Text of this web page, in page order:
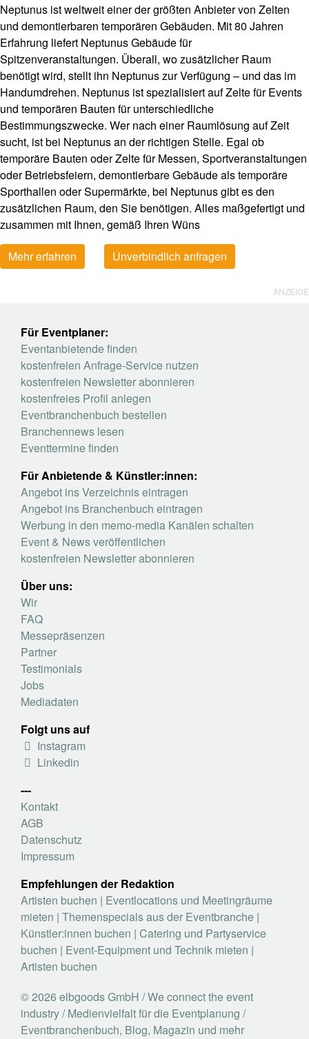
Neptunus ist weltweit einer der größten Anbieter von Zelten
und demontierbaren temporären Gebäuden. Mit 80 Jahren
Erfahrung liefert Neptunus Gebäude für
Spitzenveranstaltungen. Überall, wo zusätzlicher Raum
benötigt wird, stellt ihn Neptunus zur Verfügung – und das im
Handumdrehen. Neptunus ist spezialisiert auf Zelte für Events
und temporären Bauten für unterschiedliche
Bestimmungszwecke. Wer nach einer Raumlösung auf Zeit
sucht, ist bei Neptunus an der richtigen Stelle. Egal ob
temporäre Bauten oder Zelte für Messen, Sportveranstaltungen
oder Betriebsfeiern, demontierbare Gebäude als temporäre
Sporthallen oder Supermärkte, bei Neptunus gibt es den
zusätzlichen Raum, den Sie benötigen. Alles maßgefertigt und
zusammen mit Ihnen, gemäß Ihren Wüns
Mehr erfahren
Unverbindlich anfragen
ANZEIGE
Für Eventplaner:
Eventanbietende finden
kostenfreien Anfrage-Service nutzen
kostenfreien Newsletter abonnieren
kostenfreies Profil anlegen
Eventbranchenbuch bestellen
Branchennews lesen
Eventtermine finden
Für Anbietende & Künstler:innen:
Angebot ins Verzeichnis eintragen
Angebot ins Branchenbuch eintragen
Werbung in den memo-media Kanälen schalten
Event & News veröffentlichen
kostenfreien Newsletter abonnieren
Über uns:
Wir
FAQ
Messepräsenzen
Partner
Testimonials
Jobs
Mediadaten
Folgt uns auf
Instagram
Linkedin
---
Kontakt
AGB
Datenschutz
Impressum
Empfehlungen der Redaktion
Artisten buchen | Eventlocations und Meetingräume
mieten | Themenspecials aus der Eventbranche |
Künstler:innen buchen | Catering und Partyservice
buchen | Event-Equipment und Technik mieten |
Artisten buchen
© 2026 elbgoods GmbH / We connect the event
industry / Medienvielfalt für die Eventplanung /
Eventbranchenbuch, Blog, Magazin und mehr